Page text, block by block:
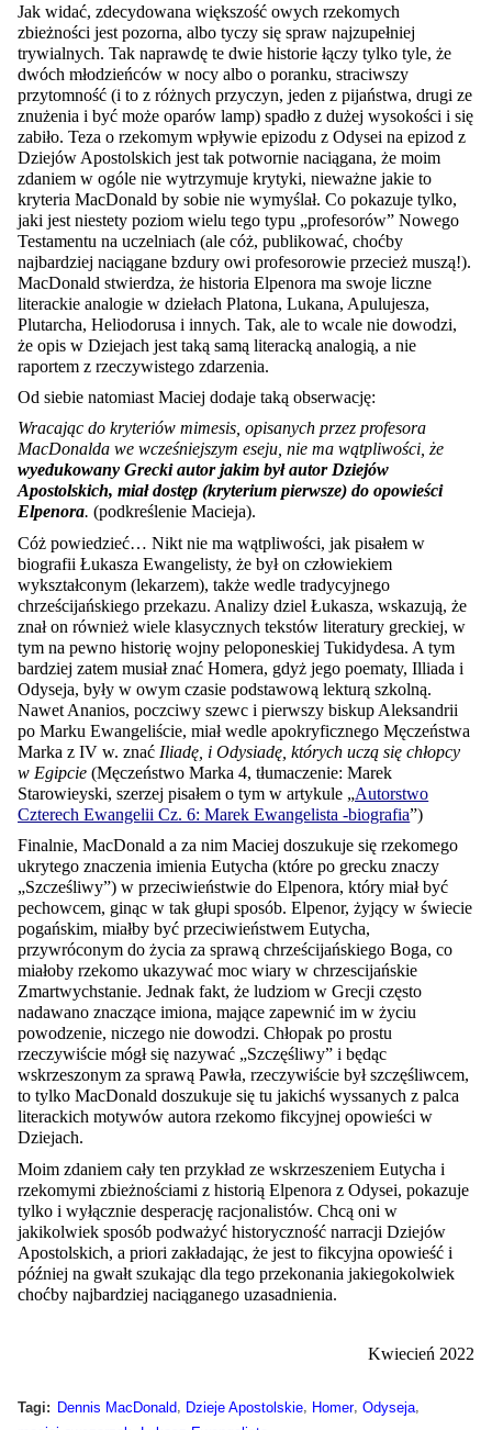
Jak widać, zdecydowana większość owych rzekomych
zbieżności jest pozorna, albo tyczy się spraw najzupełniej
trywialnych. Tak naprawdę te dwie historie łączy tylko tyle, że
dwóch młodzieńców w nocy albo o poranku, straciwszy
przytomność (i to z różnych przyczyn, jeden z pijaństwa, drugi ze
znużenia i być może oparów lamp) spadło z dużej wysokości i się
zabiło. Teza o rzekomym wpływie epizodu z Odysei na epizod z
Dziejów Apostolskich jest tak potwornie naciągana, że moim
zdaniem w ogóle nie wytrzymuje krytyki, nieważne jakie to
kryteria MacDonald by sobie nie wymyślał. Co pokazuje tylko,
jaki jest niestety poziom wielu tego typu „profesorów” Nowego
Testamentu na uczelniach (ale cóż, publikować, choćby
najbardziej naciągane bzdury owi profesorowie przecież muszą!).
MacDonald stwierdza, że historia Elpenora ma swoje liczne
literackie analogie w dziełach Platona, Lukana, Apulujesza,
Plutarcha, Heliodorusa i innych. Tak, ale to wcale nie dowodzi,
że opis w Dziejach jest taką samą literacką analogią, a nie
raportem z rzeczywistego zdarzenia.
Od siebie natomiast Maciej dodaje taką obserwację:
Wracając do kryteriówmimesis, opisanych przez profesora
MacDonalda we wcześniejszym eseju, nie ma wątpliwości, że
wyedukowany Grecki autor jakim był autor Dziejów
Apostolskich, miał dostęp (kryterium pierwsze) do opowieści
Elpenora.(podkreślenie Macieja).
Cóż powiedzieć… Nikt nie ma wątpliwości, jak pisałem w
biografii Łukasza Ewangelisty, że był on człowiekiem
wykształconym (lekarzem), także wedle tradycyjnego
chrześcijańskiego przekazu. Analizy dziel Łukasza, wskazują,że
znał on również wiele klasycznych tekstów literatury greckiej, w
tym na pewno historię wojny peloponeskiej Tukidydesa. A tym
bardziej zatem musiał znać Homera, gdyż jego poematy, Illiada i
Odyseja, były w owym czasie podstawową lekturą szkolną.
Nawet Ananios, poczciwy szewc i pierwszy biskup Aleksandrii
po Marku Ewangeliście, miał wedle apokryficznego Męczeństwa
Marka z IV w. znać Iliadę, i Odysiadę, których uczą się chłopcy
w Egipcie(Męczeństwo Marka 4, tłumaczenie: Marek
Starowieyski, szerzej pisałem o tym w artykule „Autorstwo
Czterech Ewangelii Cz. 6: Marek Ewangelista -biografia”)
Finalnie, MacDonald a za nim Maciej doszukuje się rzekomego
ukrytego znaczenia imienia Eutycha (które po grecku znaczy
„Szcześliwy”) w przeciwieństwie do Elpenora, który miał być
pechowcem, ginąc w tak głupi sposób. Elpenor, żyjący w świecie
pogańskim, miałby być przeciwieństwem Eutycha,
przywróconym do życia za sprawą chrześcijańskiego Boga, co
miałoby rzekomo ukazywać moc wiary w chrzescijańskie
Zmartwychstanie. Jednak fakt, że ludziom w Grecji często
nadawano znaczące imiona, mające zapewnić im w życiu
powodzenie, niczego nie dowodzi. Chłopak po prostu
rzeczywiście mógł się nazywać „Szczęśliwy” i będąc
wskrzeszonym za sprawą Pawła, rzeczywiście był szczęśliwcem,
to tylko MacDonald doszukuje się tu jakichś wyssanych z palca
literackich motywów autora rzekomo fikcyjnej opowieści w
Dziejach.
Moim zdaniem cały ten przykład ze wskrzeszeniem Eutycha i
rzekomymi zbieżnościami z historią Elpenora z Odysei, pokazuje
tylko i wyłącznie desperację racjonalistów. Chcą oni w
jakikolwiek sposób podważyć historyczność narracji Dziejów
Apostolskich, a priori zakładając, że jest to fikcyjna opowieść i
później na gwałt szukając dla tego przekonania jakiegokolwiek
choćby najbardziej naciąganego uzasadnienia.
Kwiecień 2022
Tagi: Dennis MacDonald, Dzieje Apostolskie, Homer, Odyseja,